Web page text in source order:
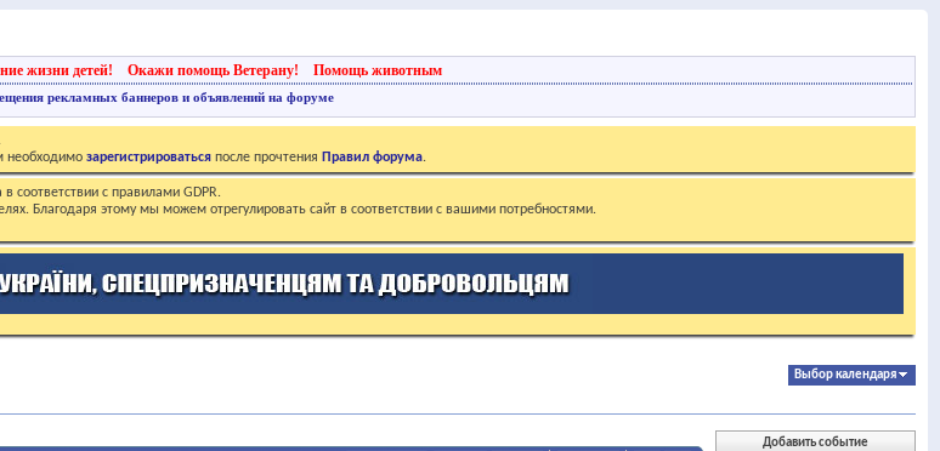
жизни детей! Окажи помощь Ветерану! Помощь животным
рекламных баннеров и объявлений на форуме
.
необходимо зарегистрироваться после прочтения Правил форума.
соответствии с правилами GDPR.
Благодаря этому мы можем отрегулировать сайт в соответствии с вашими потребностями.
Выбор календаря
Добавить событие